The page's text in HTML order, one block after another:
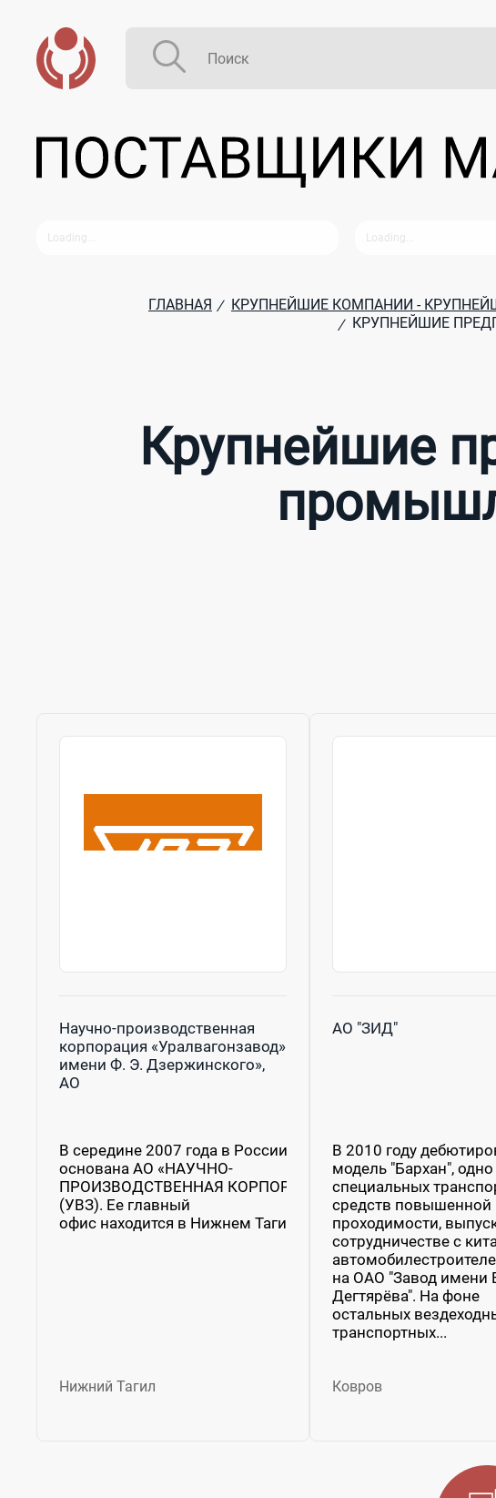
ГЛАВНАЯ / КРУПНЕЙШИЕ КОМПАНИИ -
/
КРУПНЕЙШИЕ
Крупнейшие
Научно-производственная
корпорация «Уралвагонзавод»
имени Ф. Э. Дзержинского»,
АО
В середине 2007 года в России была
основана АО «НАУЧНО-
ПРОИЗВОДСТВЕННАЯ КОРПОРАЦИЯ «УРАЛВАГОНЗАВОД»
(УВЗ). Ее главный
офис находится в Нижнем Тагиле, городе, который
Нижний Тагил
АО "ЗИД"
В 2010 году
модель "Бархан", одно
специальных
средств повышенной
проходимости,
сотрудничестве с
на ОАО "Завод имени
Дегтярёва". На фоне
остальных
транспортных...
Ковров